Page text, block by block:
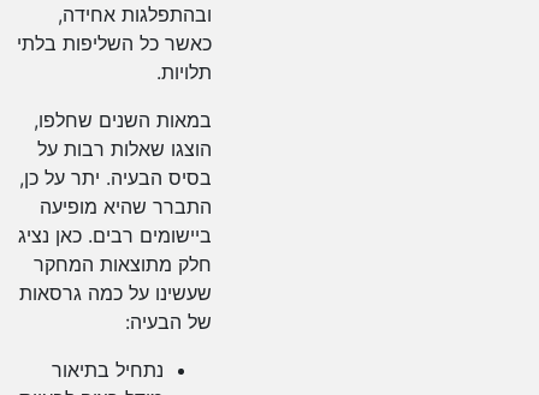
ובהתפלגות אחידה,
כאשר כל השליפות בלתי
תלויות.
במאות השנים שחלפו,
הוצגו שאלות רבות על
בסיס הבעיה. יתר על כן,
התברר שהיא מופיעה
ביישומים רבים. כאן נציג
חלק מתוצאות המחקר
שעשינו על כמה גרסאות
של הבעיה:
נתחיל בתיאור